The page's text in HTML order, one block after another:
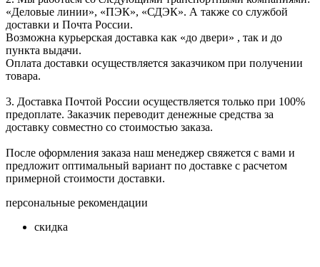
«Деловые линии», «ПЭК», «СДЭК». А также со службой
доставки и Почта России.
Возможна курьерская доставка как «до двери» , так и до
пункта выдачи.
Оплата доставки осуществляется заказчиком при получении
товара.
3. Доставка Почтой России осуществляется только при 100%
предоплате. Заказчик переводит денежные средства за
доставку совместно со стоимостью заказа.
После оформления заказа наш менеджер свяжется с вами и
предложит оптимальный вариант по доставке с расчетом
примерной стоимости доставки.
персональные рекомендации
скидка